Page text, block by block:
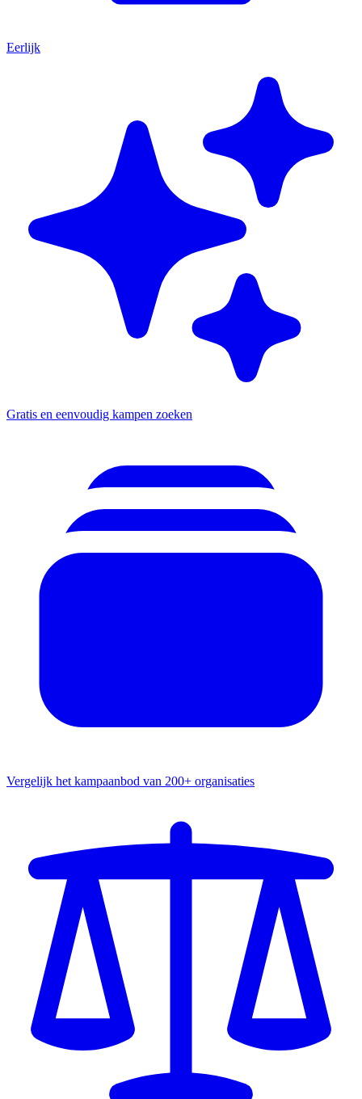
Eerlijk
Gratis en eenvoudig kampen zoeken
Vergelijk het kampaanbod van 200+ organisaties